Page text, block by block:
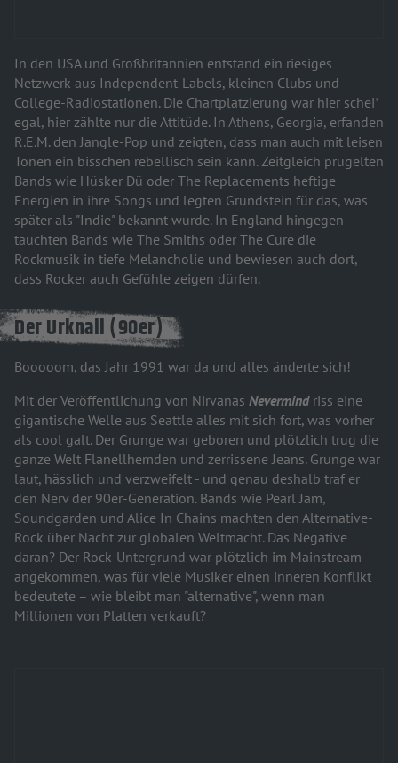
In den USA und Großbritannien entstand ein riesiges
Netzwerk aus Independent-Labels, kleinen Clubs und
College-Radiostationen. Die Chartplatzierung war hier schei*
egal, hier zählte nur die Attitüde. In Athens, Georgia, erfanden
R.E.M. den Jangle-Pop und zeigten, dass man auch mit leisen
Tönen ein bisschen rebellisch sein kann. Zeitgleich prügelten
Bands wie Hüsker Dü oder The Replacements heftige
Energien in ihre Songs und legten Grundstein für das, was
später als "Indie" bekannt wurde. In England hingegen
tauchten Bands wie The Smiths oder The Cure die
Rockmusik in tiefe Melancholie und bewiesen auch dort,
dass Rocker auch Gefühle zeigen dürfen.
Der Urknall (90er)
Booooom, das Jahr 1991 war da und alles änderte sich!
Mit der Veröffentlichung von Nirvanas Nevermindriss eine
gigantische Welle aus Seattle alles mit sich fort, was vorher
als cool galt. Der Grunge war geboren und plötzlich trug die
ganze Welt Flanellhemden und zerrissene Jeans. Grunge war
laut, hässlich und verzweifelt - und genau deshalb traf er
den Nerv der 90er-Generation. Bands wie Pearl Jam,
Soundgarden und Alice In Chains machten den Alternative-
Rock über Nacht zur globalen Weltmacht. Das Negative
daran? Der Rock-Untergrund war plötzlich im Mainstream
angekommen, was für viele Musiker einen inneren Konflikt
bedeutete – wie bleibt man "alternative", wenn man
Millionen von Platten verkauft?